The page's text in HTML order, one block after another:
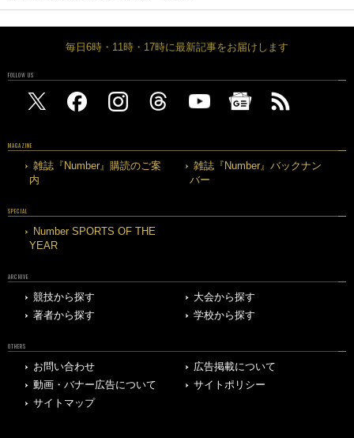
毎日6時・11時・17時に最新記事をお届けします
FOLLOW US
MAGAZINE
雑誌『Number』購読のご案
内
雑誌『Number』バックナン
バー
SPECIAL
Number SPORTS OF THE
YEAR
ARCHIVE
競技から探す
大会から探す
著者から探す
学校から探す
OTHERS
お問い合わせ
広告掲載について
動画・バナー広告について
サイトポリシー
サイトマップ